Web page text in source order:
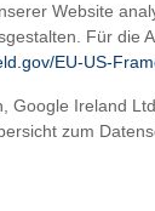
Website
Für die
EU-US-
Google Ireland
zum